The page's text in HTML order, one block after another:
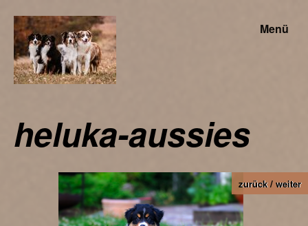
heluka-aussies
Menü
zurück weiter